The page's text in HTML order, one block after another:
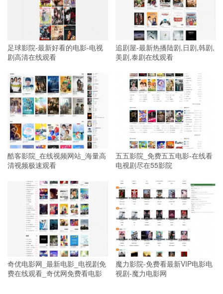
足球影院-最新好看的电影-电视
剧高清在线观看
追剧屋-最新热播陆剧,日剧,韩剧,
美剧,泰剧在线观看
酷客影院_在线视频网站_海量高
清视频极速观看
五五影院_免费五五电影-在线看
电视剧尽在55影院
奇优电影网_最新电影_电视剧免
费在线观看_奇优网免费看电影
魔力影院-免费看最新VIP电影电
视剧-魔力电影网